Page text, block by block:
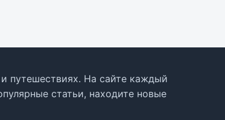
путешествиях. На сайте каждый
статьи, находите новые